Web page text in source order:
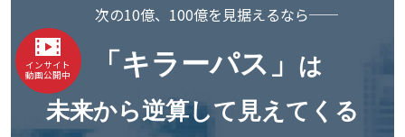
インサイト
動画公開中
次の10億、100億を見据えるなら──
「キラーパス」 は
未来から逆算して見えてくる